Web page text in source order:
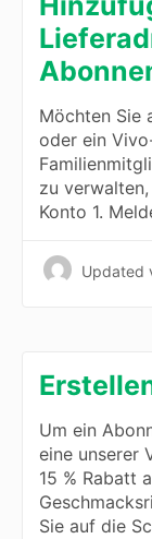
Möchten Sie
oder ein
zu
Konto 1.
Updated
Um ein
eine unserer
15 % Rabatt
Sie auf die